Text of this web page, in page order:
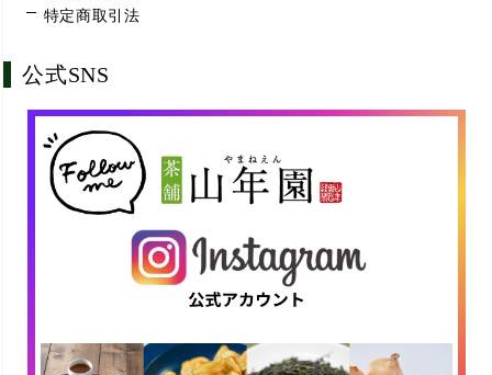
特定商取引法
公式SNS